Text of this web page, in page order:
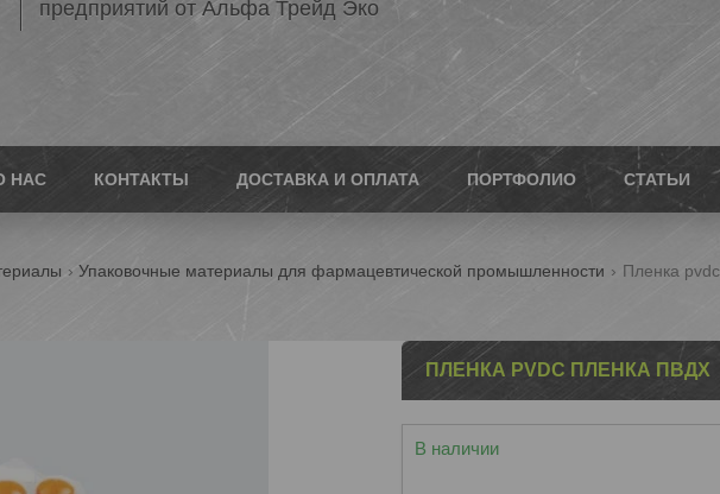
предприятий от Альфа Трейд Эко
НАС КОНТАКТЫ ДОСТАВКА И ОПЛАТА ПОРТФОЛИО СТАТЬИ
Упаковочные материалы для фармацевтической промышленности Пленка
ПЛЕНКА PVDC ПЛЕНКА ПВДХ
В наличии